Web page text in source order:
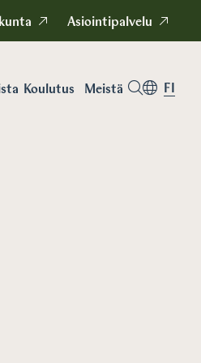
Asiointipalvelu
Koulutus Meistä FI